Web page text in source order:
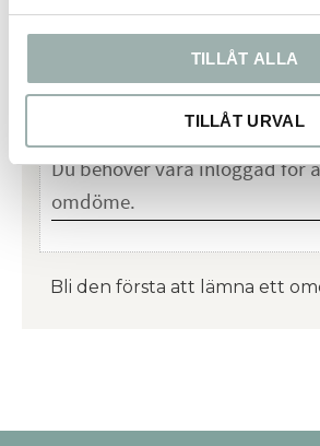
TILLÅT ALLA
TILLÅT URVAL
Du
Bli den första att lämna ett